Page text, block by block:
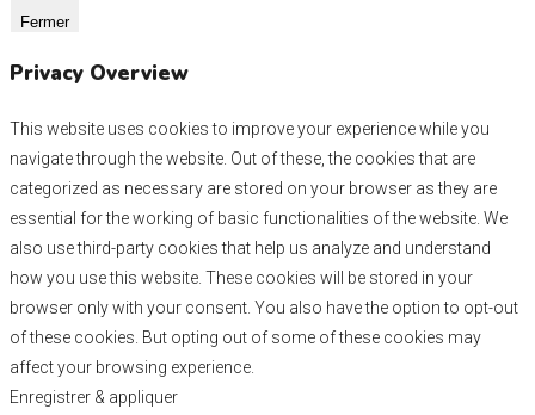
Fermer
Privacy Overview
This website uses cookies to improve your experience while you
navigate through the website. Out of these, the cookies that are
categorized as necessary are stored on your browser as they are
essential for the working of basic functionalities of the website. We
also use third-party cookies that help us analyze and understand
how you use this website. These cookies will be stored in your
browser only with your consent. You also have the option to opt-out
of these cookies. But opting out of some of these cookies may
affect your browsing experience.
Enregistrer & appliquer